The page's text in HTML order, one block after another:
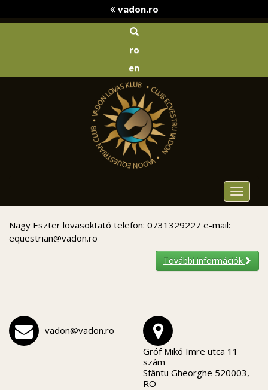
vadon.ro
ro
en
Toggle
Nagy Eszter lovasoktató telefon: 0731329227 e-mail:
equestrian@vadon.ro
További információk
vadon@vadon.ro
Gróf Mikó Imre utca 11
szám
Sfântu Gheorghe 520003,
RO